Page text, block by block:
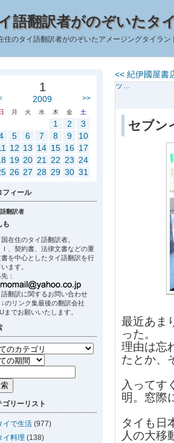
語翻訳者がのぞいたタ
住のタイ語翻訳者がのぞいたアメージングタイラ
<< 紀伊國屋書
ッ...
セブン
最近あま
った。
理由は忘
たとか、
入ってす
明。窓際
タイも日
人の大移
1
2009 >>
月 火 水 木 金 土
1 2
3
5 6 7 8 9
10
12 13 14 15 16 17
19 20 21 22 23 24
26 27 28 29 30 31
フィール
翻訳者
も
国在住のタイ語翻訳者。
Ｉ、契約書、法律文書などの重
書を中心としたタイ語翻訳を行
ます。
：
語翻訳に関するお問い合わせ
のリンク集最後の翻訳会社
までお願いいたします。
ゴリーリスト
イで生活 (977)
イ料理 (138)